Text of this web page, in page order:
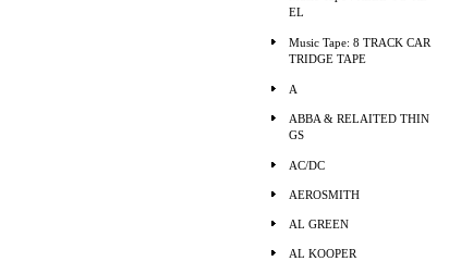
EL
Music Tape: 8 TRACK CAR
TRIDGE TAPE
A
ABBA & RELAITED THIN
GS
AC/DC
AEROSMITH
AL GREEN
AL KOOPER